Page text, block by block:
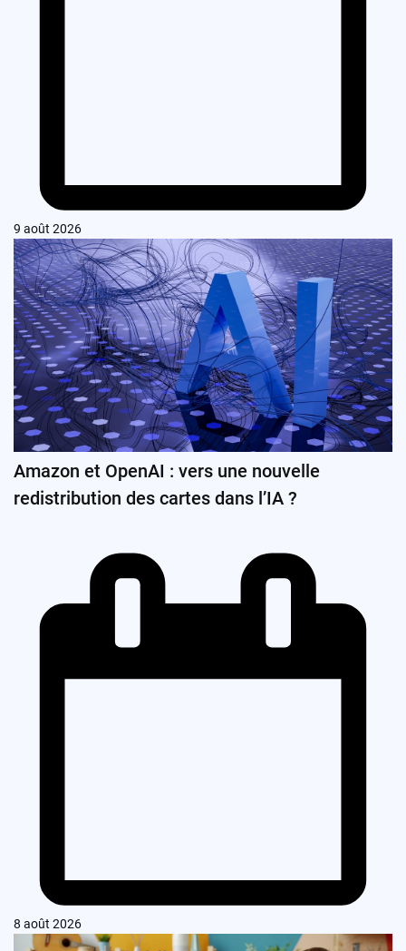
9 août 2026
Amazon et OpenAI : vers une nouvelle
redistribution des cartes dans l’IA ?
8 août 2026